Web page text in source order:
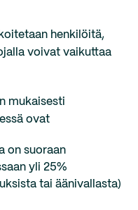
henkilöitä,
voivat vaikuttaa
mukaisesti
ovat
on suoraan
yli 25%
tai äänivallasta)